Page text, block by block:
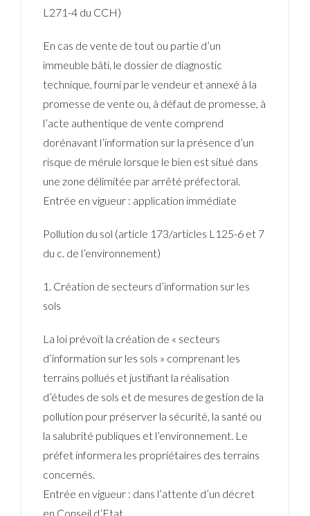
L271-4 du CCH)
En cas de vente de tout ou partie d’un
immeuble bâti, le dossier de diagnostic
technique, fourni par le vendeur et annexé à la
promesse de vente ou, à défaut de promesse, à
l’acte authentique de vente comprend
dorénavant l’information sur la présence d’un
risque de mérule lorsque le bien est situé dans
une zone délimitée par arrêté préfectoral.
Entrée en vigueur : application immédiate
Pollution du sol (article 173/articles L125-6 et 7
du c. de l’environnement)
1. Création de secteurs d’information sur les
sols
La loi prévoit la création de « secteurs
d’information sur les sols » comprenant les
terrains pollués et justifiant la réalisation
d’études de sols et de mesures de gestion de la
pollution pour préserver la sécurité, la santé ou
la salubrité publiques et l’environnement. Le
préfet informera les propriétaires des terrains
concernés.
Entrée en vigueur : dans l’attente d’un décret
en Conseil d’Etat.